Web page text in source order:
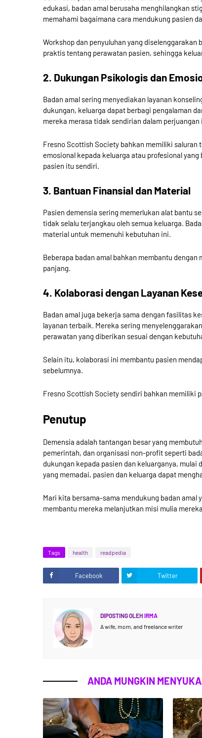
edukasi, badan amal berusaha menghilangkan
memahami bagaimana cara mendukung pasien
Workshop dan penyuluhan yang
praktis tentang perawatan pasien, sehingga
2. Dukungan Psikologis dan
Badan amal sering menyediakan layanan
dukungan, keluarga dapat berbagi pengalaman
mereka merasa tidak sendirian dalam perjuangan
Fresno Scottish Society bahkan memiliki saluran
emosional kepada keluarga atau profesional
pasien itu sendiri.
3. Bantuan Finansial dan Material
Pasien demensia sering memerlukan alat bantu
tidak selalu terjangkau oleh semua keluarga.
material untuk memenuhi kebutuhan ini.
Beberapa badan amal bahkan membantu
panjang.
4. Kolaborasi dengan Layanan
Badan amal juga bekerja sama dengan fasilitas
layanan terbaik. Mereka sering
perawatan yang diberikan sesuai dengan
Selain itu, kolaborasi ini membantu pasien
sebelumnya.
Fresno Scottish Society sendiri bahkan memiliki
Penutup
Demensia adalah tantangan besar yang
pemerintah, dan organisasi non-profit seperti
dukungan kepada pasien dan keluarganya,
yang memadai, pasien dan keluarga dapat
Mari kita bersama-sama mendukung badan
membantu mereka melanjutkan misi mulia
Tags health readpedia
Facebook Twitter
DIPOSTING OLEH IRMA
A wife, mom, and freelance writer
ANDA MUNGKIN